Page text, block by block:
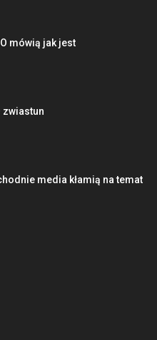
mówią jak jest
zwiastun
media kłamią na temat